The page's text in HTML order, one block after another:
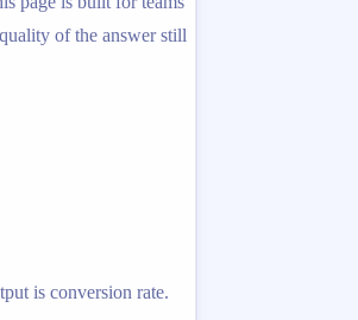
of the answer still
is conversion rate.